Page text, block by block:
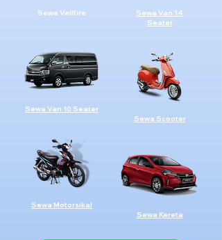
Sewa Vellfire
Sewa Van 10 Seater
Sewa Motorsikal
Sewa Van 14
Seater
Sewa Scooter
Sewa Kereta